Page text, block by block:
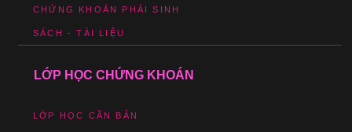
CHỨNG KHOÁN PHÁI SINH
SÁCH - TÀI LIỆU
LỚP HỌC CHỨNG KHOÁN
LỚP HỌC CĂN BẢN